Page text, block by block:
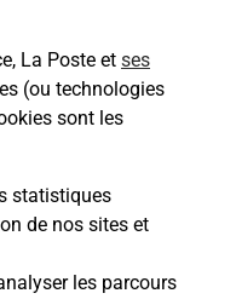
La Poste et ses
(ou technologies
sont les
statistiques
de nos sites et
les parcours